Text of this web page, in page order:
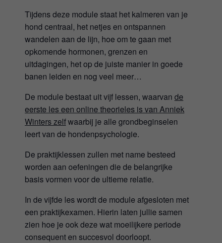
Registreren
Tijdens deze module staat het kalmeren van je
hond centraal, het netjes en ontspannen
wandelen aan de lijn, hoe om te gaan met
opkomende hormonen, grenzen en
uitdagingen, het op de juiste manier in goede
banen leiden en nog veel meer…
De module bestaat uit vijf lessen, waarvan de
eerste les een online theorieles is van Anniek
Winters zelfwaarbij je alle grondbeginselen
leert van de hondenpsychologie.
De praktijklessen zullen met name besteed
worden aan oefeningen die de belangrijke
basis vormen voor de ultieme relatie.
In de vijfde les wordt de module afgesloten met
een praktijkexamen. Hierin laten jullie samen
zien hoe je ook deze wat moeilijkere periode
consequent en succesvol doorloopt.